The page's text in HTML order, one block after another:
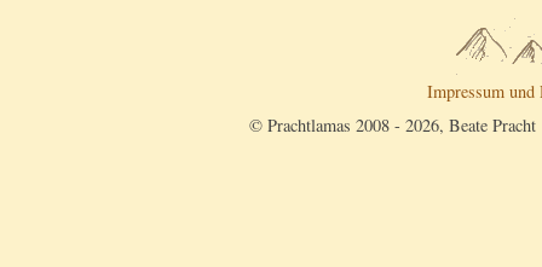
Impressum und
© Prachtlamas 2008 - 2026, Beate Pracht